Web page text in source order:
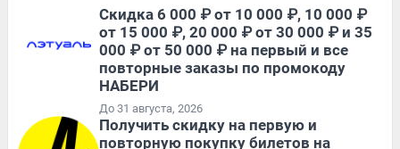
Скидка 6 000 ₽ от 10 000 ₽, 10 000 ₽
от 15 000 ₽, 20 000 ₽ от 30 000 ₽ и 35
000 ₽ от 50 000 ₽ на первый и все
повторные заказы по промокоду
НАБЕРИ
До 31 августа, 2026
Получить скидку на первую и
повторную покупку билетов на